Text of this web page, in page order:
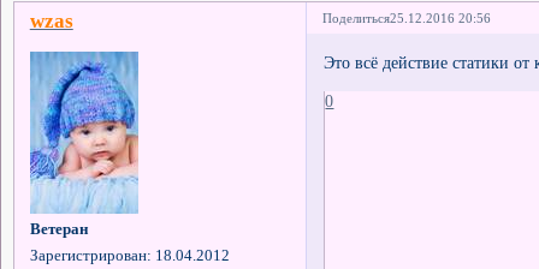
Поделиться25.12.2016 20:56
wzas
Ветеран
Зарегистрирован: 18.04.2012
Это всё действие статики от
0